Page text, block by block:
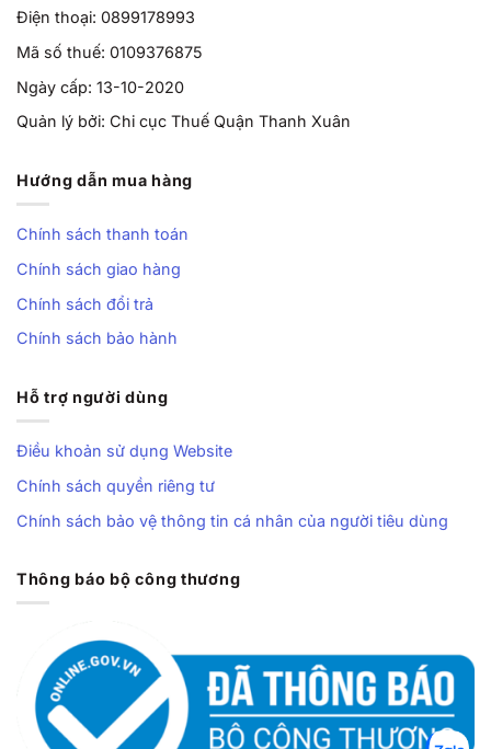
Điện thoại: 0899178993
Mã số thuế: 0109376875
Ngày cấp: 13-10-2020
Quản lý bởi: Chi cục Thuế Quận Thanh Xuân
Hướng dẫn mua hàng
Chính sách thanh toán
Chính sách giao hàng
Chính sách đổi trả
Chính sách bảo hành
Hỗ trợ người dùng
Điều khoản sử dụng Website
Chính sách quyền riêng tư
Chính sách bảo vệ thông tin cá nhân của người tiêu dùng
Thông báo bộ công thương